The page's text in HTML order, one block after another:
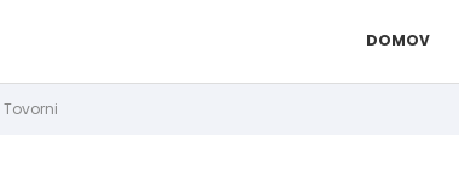
DOMOV
Tovorni